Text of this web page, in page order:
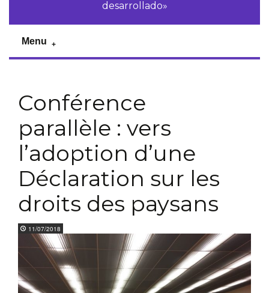
desarrollado»
Menu
Conférence
parallèle : vers
l’adoption d’une
Déclaration sur les
droits des paysans
11/07/2018